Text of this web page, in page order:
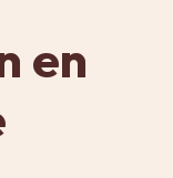
en